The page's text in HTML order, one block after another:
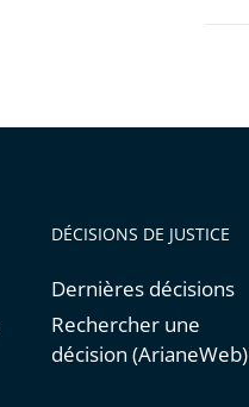
DÉCISIONS DE JUSTICE
Dernières décisions
Rechercher une
décision (ArianeWeb)